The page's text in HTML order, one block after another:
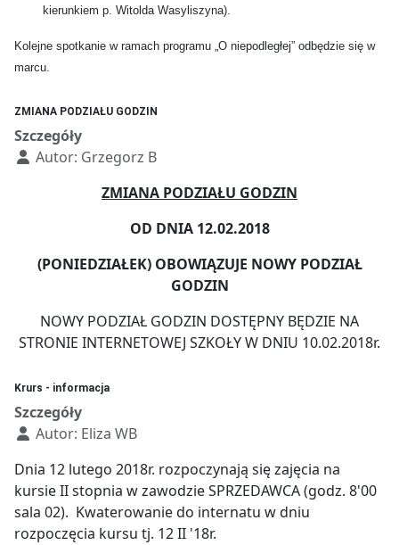
kierunkiem p. Witolda Wasyliszyna).
Kolejne spotkanie w ramach programu „O niepodległej” odbędzie się w
marcu.
ZMIANA PODZIAŁU GODZIN
Szczegóły
Autor: Grzegorz B
ZMIANA PODZIAŁU GODZIN
OD DNIA 12.02.2018
(PONIEDZIAŁEK) OBOWIĄZUJE NOWY PODZIAŁ
GODZIN
NOWY PODZIAŁ GODZIN DOSTĘPNY BĘDZIE NA
STRONIE INTERNETOWEJ SZKOŁY W DNIU 10.02.2018r.
Krurs - informacja
Szczegóły
Autor: Eliza WB
Dnia 12 lutego 2018r. rozpoczynają się zajęcia na
kursie II stopnia w zawodzie SPRZEDAWCA (godz. 8'00
sala 02). Kwaterowanie do internatu w dniu
rozpoczęcia kursu tj. 12 II '18r.